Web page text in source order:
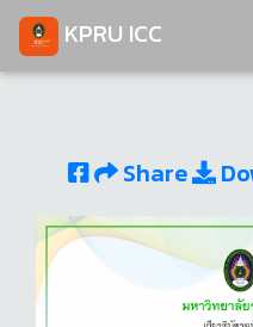
KPRU ICC
Share